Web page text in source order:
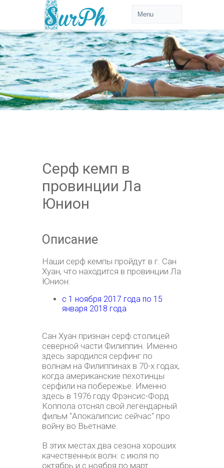
Серф кемп в
провинции Ла
Юнион
Описание
Наши серф кемпы пройдут в г. Сан
Хуан, что находится в провинции Ла
Юнион:
с 1 ноября 2017 года по 15
января 2018 года
Сан Хуан признан серф столицей
северной части Филиппин. Именно
здесь зародился серфинг по
волнам на Филиппинах в 70-х годах,
когда американские пехотинцы
серфили на побережье. Именно
здесь в 1976 году Фрэнсис-Форд
Коппола отснял свой легендарный
фильм "Апокалипсис сейчас" про
войну во Вьетнаме.
В этих местах два сезона хороших
качественных волн: с июля по
октябрь и с ноября по март.